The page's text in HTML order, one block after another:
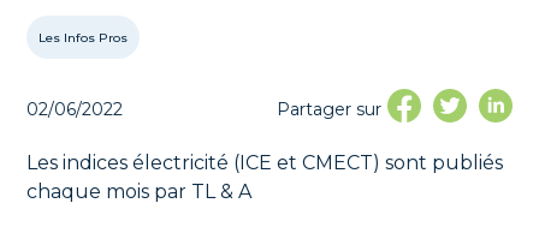
Les Infos Pros
02/06/2022 Partager sur
Les indices électricité (ICE et CMECT) sont publiés
chaque mois par TL & A